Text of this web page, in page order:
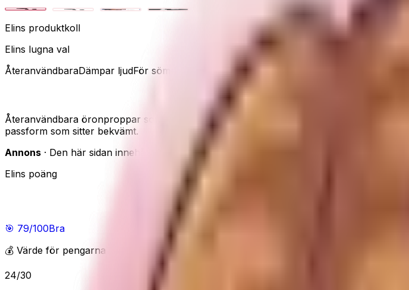
Elins produktkoll
Elins lugna val
ÅteranvändbaraDämpar ljudFör sömn, fokus & resor
Loop Quiet 2 – dämpa ljud för lugnare sömn
Återanvändbara öronproppar som dämpar ljud för lugnare sömn, fokus och resor.
passform som sitter bekvämt.
Annons · Den här sidan innehåller reklamlänkar. Om du handlar via våra länkar kan vi
Elins poäng
🎯 79/100Bra
💰 Värde för pengarna
24/30